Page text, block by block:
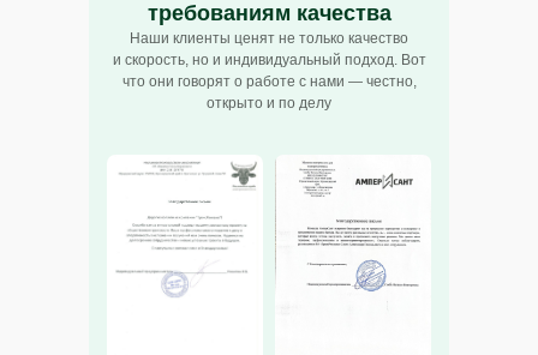
требованиям качества
Наши клиенты ценят не только качество
и скорость, но и индивидуальный подход. Вот
что они говорят о работе с нами — честно,
открыто и по делу
пн-чт: 9:00 до 18:00
пт: с 9:00 до 17:00
г. Мелитополь
ул. Ломоносова 341
Политика конфиденциальности